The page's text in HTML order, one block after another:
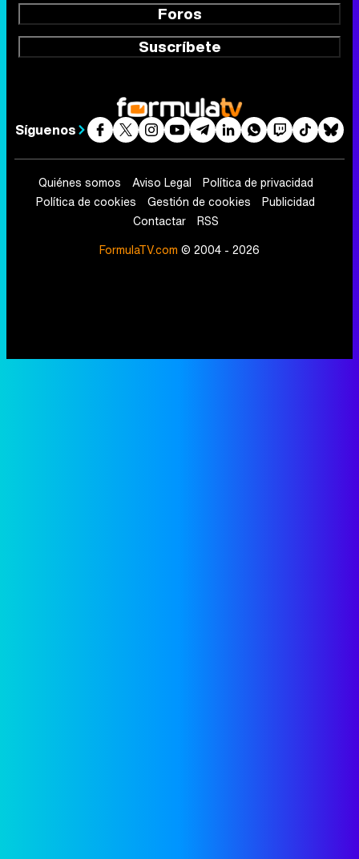
Foros
Suscríbete
Síguenos
Quiénes somos Aviso Legal
Política de privacidad
Política de cookies
Gestión de cookies
Publicidad
Contactar
RSS
FormulaTV.com © 2004 - 2026